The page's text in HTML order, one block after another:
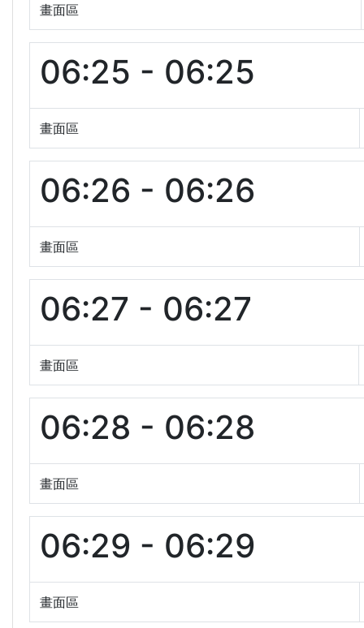
畫面區
06:25 - 06:25
畫面區
06:26 - 06:26
畫面區
06:27 - 06:27
畫面區
06:28 - 06:28
畫面區
06:29 - 06:29
畫面區